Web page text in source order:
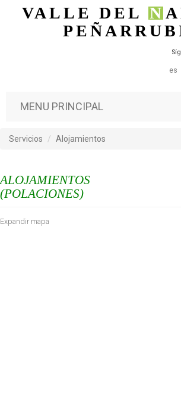
Pasar al contenido
VALLE DELN
es
MENU PRINCIPAL
Servicios Alojamientos
ALOJAMIENTOS
(POLACIONES)
Expandir mapa